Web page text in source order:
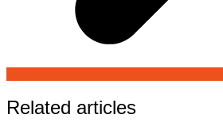
Related articles